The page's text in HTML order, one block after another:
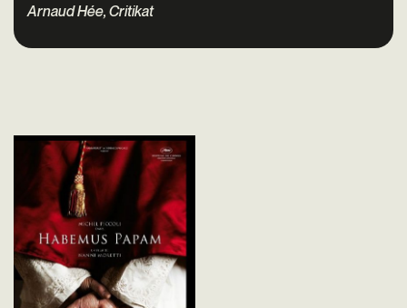
Arnaud Hée, Critikat